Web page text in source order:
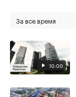
За все время
10:00